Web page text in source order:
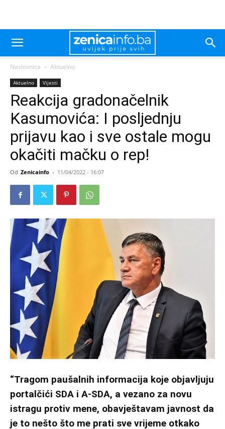
Naslovnica Aktuelno
Aktuelno Vijesti
Reakcija gradonačelnik
Kasumovića: I posljednju
prijavu kao i sve ostale mogu
okačiti mačku o rep!
Od Zenicainfo - 11/04/2022 - 16:07
“Tragom paušalnih informacija koje objavljuju
portalčići SDA i A-SDA, a vezano za novu
istragu protiv mene, obavještavam javnost da
je to nešto što me prati sve vrijeme otkako